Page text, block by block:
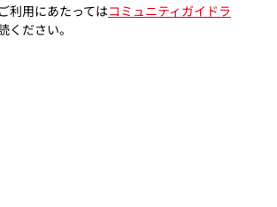
利用にあたってはコミュニティガイドラ
ください。